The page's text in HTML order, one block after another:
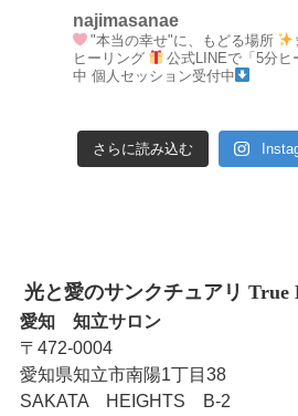
najimasanae
"本当の幸せ"に、もどる場所
ヒーリング
公式LINEで「5分ヒ
中 個人セッション受付中
さらに読み込む
光と愛のサンクチュアリ True
愛知 知立サロン
〒472-0004
愛知県知立市南陽1丁目38
SAKATA HEIGHTS B-2